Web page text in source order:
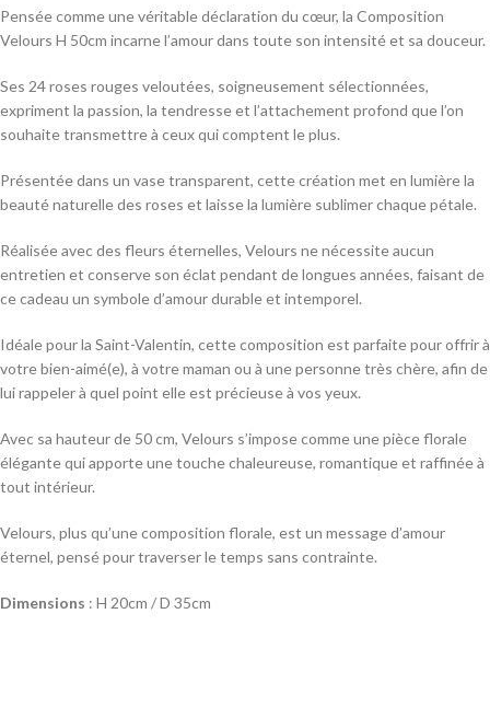
Pensée comme une véritable déclaration du cœur, la Composition
Velours H 50cm incarne l’amour dans toute son intensité et sa douceur.
Ses 24 roses rouges veloutées, soigneusement sélectionnées,
expriment la passion, la tendresse et l’attachement profond que l’on
souhaite transmettre à ceux qui comptent le plus.
Présentée dans un vase transparent, cette création met en lumière la
beauté naturelle des roses et laisse la lumière sublimer chaque pétale.
Réalisée avec des fleurs éternelles, Velours ne nécessite aucun
entretien et conserve son éclat pendant de longues années, faisant de
ce cadeau un symbole d’amour durable et intemporel.
Idéale pour la Saint-Valentin, cette composition est parfaite pour offrir à
votre bien-aimé(e), à votre maman ou à une personne très chère, afin de
lui rappeler à quel point elle est précieuse à vos yeux.
Avec sa hauteur de 50 cm, Velours s’impose comme une pièce florale
élégante qui apporte une touche chaleureuse, romantique et raffinée à
tout intérieur.
Velours, plus qu’une composition florale, est un message d’amour
éternel, pensé pour traverser le temps sans contrainte.
Dimensions : H 20cm / D 35cm